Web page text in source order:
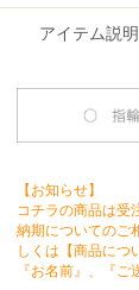
アイテム説明
【お知らせ】
コチラの商品は受
納期についてのご
しくは【商品につ
『お名前』、『